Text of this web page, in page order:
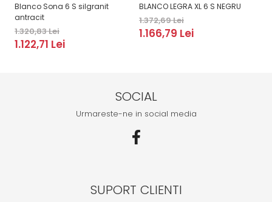
Blanco Sona 6 S silgranit
antracit
1.320,83 Lei
1.122,71 Lei
BLANCO LEGRA XL 6 S NEGRU
1.372,69 Lei
1.166,79 Lei
SOCIAL
Urmareste-ne in social media
SUPORT CLIENTI